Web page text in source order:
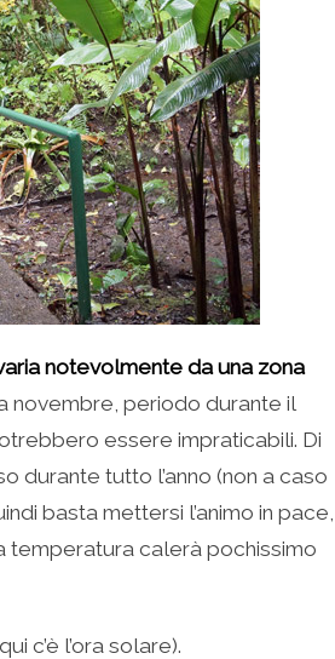
notevolmente da una zona
novembre, periodo durante il
essere impraticabili. Di
durante tutto l’anno (non a caso
basta mettersi l’animo in pace,
temperatura calerà pochissimo
c’è l’ora solare).